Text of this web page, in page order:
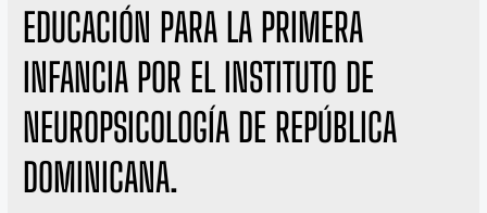
EDUCACIÓN PARA LA PRIMERA
INFANCIA POR EL INSTITUTO DE
NEUROPSICOLOGÍA DE REPÚBLICA
DOMINICANA.